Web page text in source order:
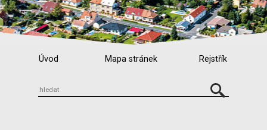
Úvod Mapa stránek Rejstřík